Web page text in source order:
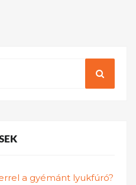
a gyémánt lyukfúró?